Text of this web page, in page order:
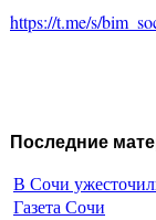
https://t.me/s/
Последние
В Сочи
Газета Сочи